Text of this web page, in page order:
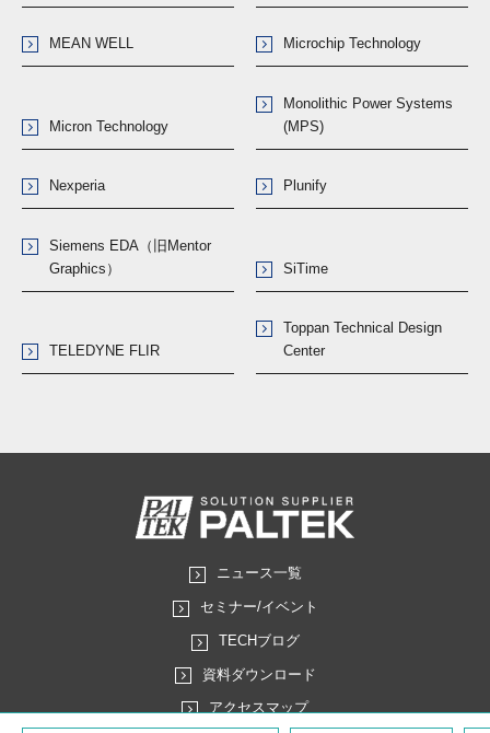
MEAN WELL Microchip Technology
Micron Technology
Monolithic Power Systems
(MPS)
Nexperia Plunify
Siemens EDA（旧Mentor
Graphics）
SiTime
TELEDYNE FLIR
Toppan Technical Design
Center
ニュース一覧
セミナー/イベント
TECHブログ
資料ダウンロード
アクセスマップ